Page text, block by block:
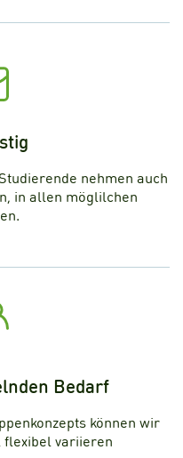
nehmen auch
in allen möglilchen
Bedarf
können wir
variieren